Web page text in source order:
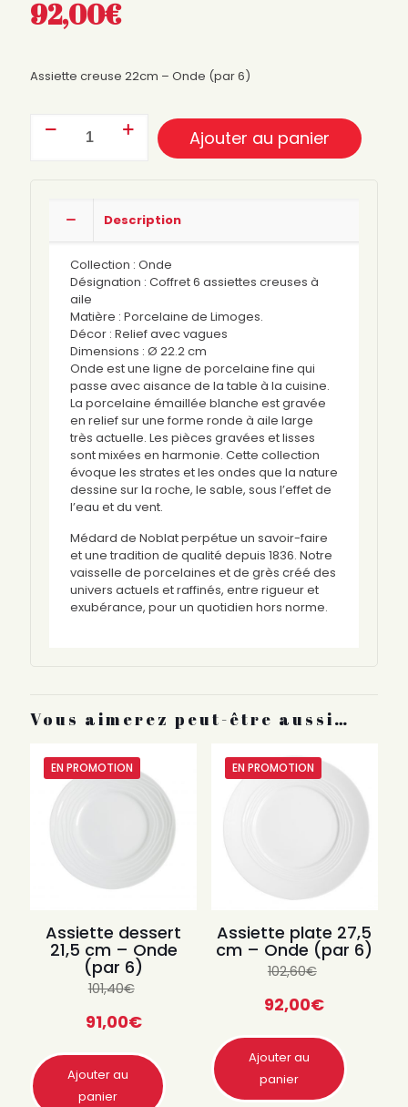
92,00€
Quantité
Assiette creuse 22cm – Onde (par 6)
Ajouter au panier
Description
Collection : Onde
Désignation : Coffret 6 assiettes creuses à
aile
Matière : Porcelaine de Limoges.
Décor : Relief avec vagues
Dimensions : Ø 22.2 cm
Onde est une ligne de porcelaine fine qui
passe avec aisance de la table à la cuisine.
La porcelaine émaillée blanche est gravée
en relief sur une forme ronde à aile large
très actuelle. Les pièces gravées et lisses
sont mixées en harmonie. Cette collection
évoque les strates et les ondes que la nature
dessine sur la roche, le sable, sous l’effet de
l’eau et du vent.
Médard de Noblat perpétue un savoir-faire
et une tradition de qualité depuis 1836. Notre
vaisselle de porcelaines et de grès créé des
univers actuels et raffinés, entre rigueur et
exubérance, pour un quotidien hors norme.
Vous aimerez peut-être aussi…
EN PROMOTION
Assiette dessert
21,5 cm – Onde
(par 6)
101,40€
91,00€
Ajouter au
panier
Quantité
EN PROMOTION
Assiette plate 27,5
cm – Onde (par 6)
102,60€
92,00€
Ajouter au
panier